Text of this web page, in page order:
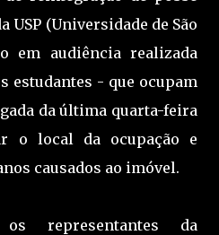
USP (Universidade de São
em audiência realizada
estudantes - que ocupam
da última quarta-feira
o local da ocupação e
causados ao imóvel.
representantes da